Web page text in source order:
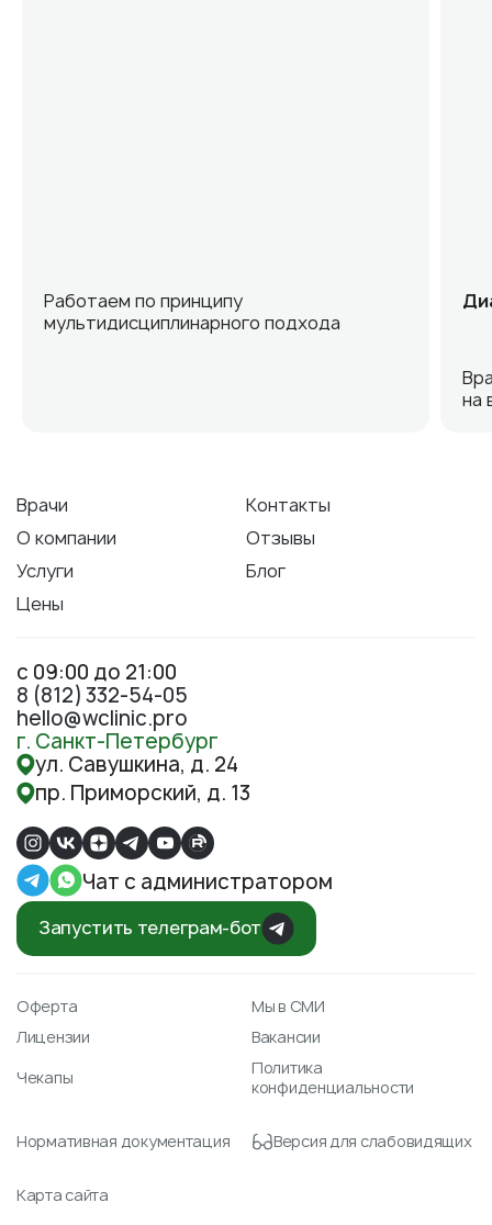
Работаем по принципу
мультидисциплинарного подхода
на
Врачи
Контакты
О компании
Отзывы
Услуги
Блог
Цены
с 09:00 до 21:00
8 (812) 332-54-05
hello@wclinic.pro
г. Санкт-Петербург
ул. Савушкина, д. 24
пр. Приморский, д. 13
Чат с администратором
Запустить телеграм-бот
Оферта
Мы в СМИ
Лицензии
Вакансии
Чекапы
Политика
конфиденциальности
Нормативная документация Версия для слабовидящих
Карта сайта